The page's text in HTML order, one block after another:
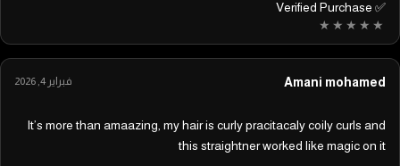
✅ Verified Purchase
Amani mohamed فبراير 4, 2026
It’s more than amaazing, my hair is curly pracitacaly coily curls and
this straightner worked like magic on it